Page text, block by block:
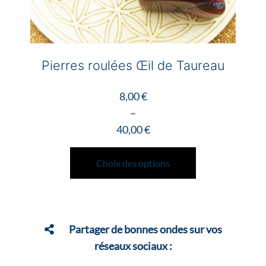
produit
Pierres roulées Œil de Taureau
8,00€
–
40,00€
Plage
de
prix :
40,00 €
Choix des options
Ce
a
Les
Partager de bonnes ondes sur vos
réseaux sociaux :